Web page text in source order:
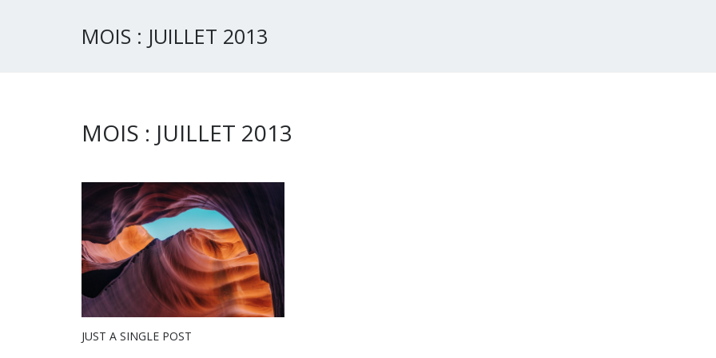
MOIS : JUILLET 2013
MOIS : JUILLET 2013
JUST A SINGLE POST